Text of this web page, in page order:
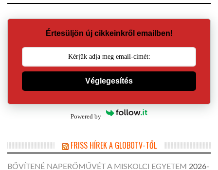
Értesüljön új cikkeinkről emailben!
Véglegesítés
Powered by
FRISS HÍREK A GLOBOTV-TŐL
BŐVÍTENÉ NAPERŐMŰVÉT A MISKOLCI EGYETEM 2026-